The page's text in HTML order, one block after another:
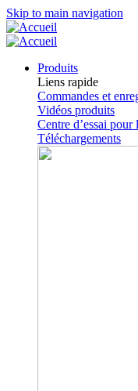
Skip to main navigation
Produits
Liens rapide
Commandes et
Vidéos produits
Centre d’essai pour
Téléchargements